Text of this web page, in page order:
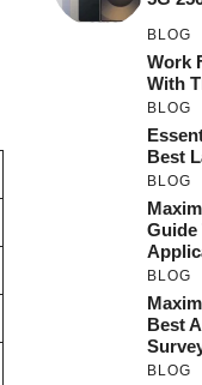
BLOG
Work
With
BLOG
Best
BLOG
Guide
BLOG
Best
BLOG